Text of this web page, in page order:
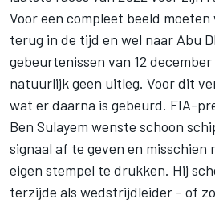
Voor een compleet beeld
terug in de tijd en wel naar Abu
gebeurtenissen van 12 december
natuurlijk geen uitleg. Voor dit
wat er daarna is gebeurd. FIA-
Ben Sulayem wenste schoon
signaal af te geven en misschien
eigen stempel te drukken. Hij
terzijde als wedstrijdleider - of